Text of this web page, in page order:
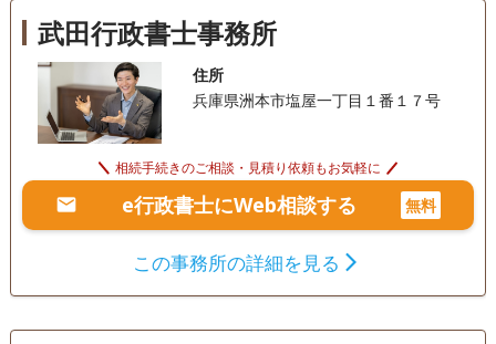
武田行政書士事務所
住所
兵庫県洲本市塩屋一丁目１番１７号
相続手続きのご相談・見積り依頼もお気軽に
e行政書士にWeb相談する 無料
この事務所の詳細を見る